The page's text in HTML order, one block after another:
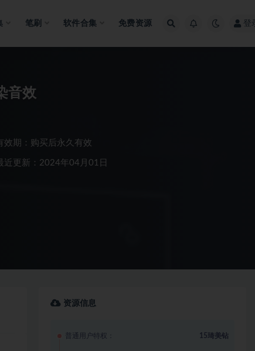
笔刷 软件合集 免费资源 登
音效
效期：购买后永久有效
近更新：2024年04月01日
资源信息
普通用户特权： 15琦美钻